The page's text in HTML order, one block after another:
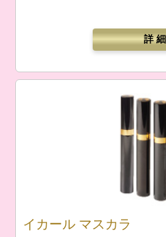
詳 細
イカール マスカラ